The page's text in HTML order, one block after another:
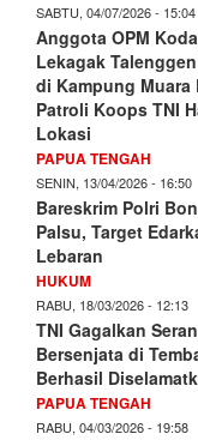
SABTU, 04/07/2026 - 15:04
Anggota OPM
Lekagak
di Kampung Muara
Patroli Koops TNI
Lokasi
PAPUA TENGAH
SENIN, 13/04/2026 - 16:50
Bareskrim Polri
Palsu, Target
Lebaran
HUKUM
RABU, 18/03/2026 - 12:13
TNI Gagalkan
Bersenjata di
Berhasil
PAPUA TENGAH
RABU, 04/03/2026 - 19:58